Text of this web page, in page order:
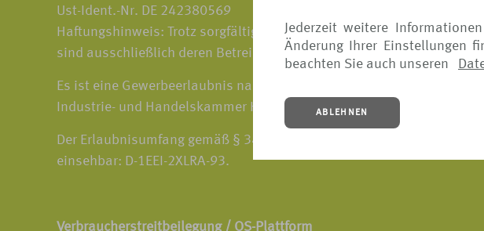
Jederzeit weitere
Änderung Ihrer Einstellungen
beachten Sie auch unseren
ABLEHNEN
Ust-Ident.-Nr. DE 242380569
Haftungshinweis: Trotz sorgfältiger inhaltlicher Kontrolle
sind ausschließlich deren Betreiber verantwortlich.
Es ist eine Gewerbeerlaubnis nach § 34d Abs. 1 Gewerbeordnung
Industrie- und Handelskammer Hannover, Schiffgraben 49, 30175
Der Erlaubnisumfang gemäß § 34d Absatz 1 der Gewerbeordnung ist
einsehbar: D-1EEI-2XLRA-93.
Verbraucherstreitbeilegung / OS-Plattform